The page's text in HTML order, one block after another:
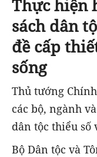
Thực hiện
sách dân
đề cấp
sống
Thủ tướng
các bộ, ngành
dân tộc thiểu số
Bộ Dân tộc và